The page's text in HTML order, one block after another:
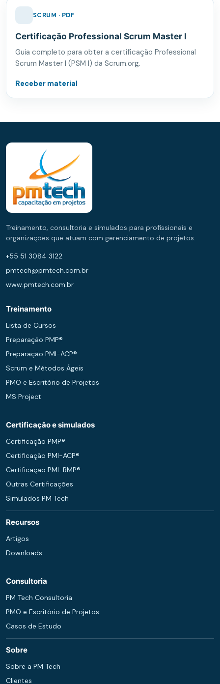
SCRUM · PDF
Certificação Professional Scrum Master I
Guia completo para obter a certificação Professional
Scrum Master I (PSM I) da Scrum.org.
Receber material
Treinamento, consultoria e simulados para profissionais e
organizações que atuam com gerenciamento de projetos.
+55 51 3084 3122
pmtech@pmtech.com.br
www.pmtech.com.br
Treinamento
Lista de Cursos
Preparação PMP®
Preparação PMI-ACP®
Scrum e Métodos Ágeis
PMO e Escritório de Projetos
MS Project
Certificação e simulados
Certificação PMP®
Certificação PMI-ACP®
Certificação PMI-RMP®
Outras Certificações
Simulados PM Tech
Recursos
Artigos
Downloads
Consultoria
PM Tech Consultoria
PMO e Escritório de Projetos
Casos de Estudo
Sobre
Sobre a PM Tech
Clientes